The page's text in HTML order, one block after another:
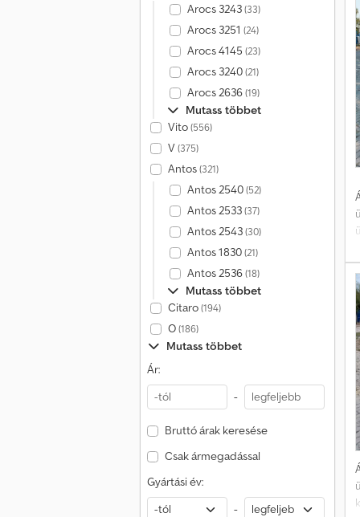
Arocs 3243(33)
Arocs 3251 (24)
Arocs 4145 (23)
Arocs 3240(21)
Arocs 2636(19)
Mutass többet
Vito(556)
V(375)
Antos(321)
Antos 2540(52)
Antos 2533(37)
Antos 2543(30)
Antos 1830(21)
Antos 2536(18)
Mutass többet
Citaro(194)
O(186)
Mutass többet
Ár:
-
Bruttó árak keresése
Csak ármegadással
Gyártási év:
-